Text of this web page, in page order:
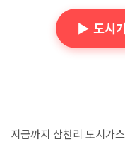
▶️ 도시
지금까지 삼천리 도시가